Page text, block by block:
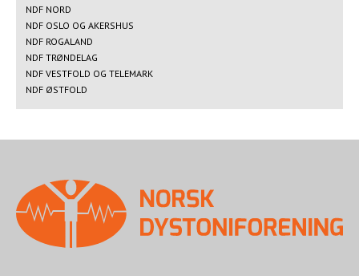
BLI MEDLEM
KONTAKT
KALENDER
ARKIV
NDF NORD
NDF OSLO OG AKERSHUS
NDF ROGALAND
NDF TRØNDELAG
NDF VESTFOLD OG TELEMARK
NDF ØSTFOLD